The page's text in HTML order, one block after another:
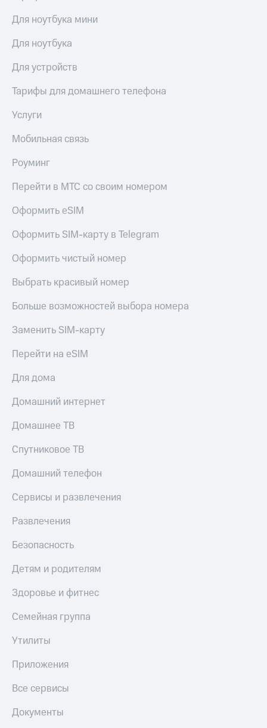
Для ноутбука мини
Для ноутбука
Для устройств
Тарифы для домашнего телефона
Услуги
Мобильная связь
Роуминг
Перейти в МТС со своим номером
Оформить eSIM
Оформить SIM-карту в Telegram
Оформить чистый номер
Выбрать красивый номер
Больше возможностей выбора номера
Заменить SIM-карту
Перейти на eSIM
Для дома
Домашний интернет
Домашнее ТВ
Спутниковое ТВ
Домашний телефон
Сервисы и развлечения
Развлечения
Безопасность
Детям и родителям
Здоровье и фитнес
Семейная группа
Утилиты
Приложения
Все сервисы
Документы